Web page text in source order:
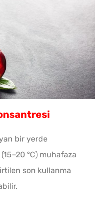
bir yerde
(15–20 °C) muhafaza
son kullanma